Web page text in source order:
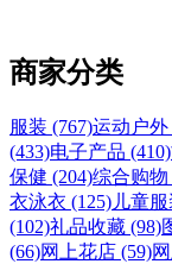
商家分类
服装 (767)运动户外
(433)电子产品 (410)
保健 (204)综合购物
衣泳衣 (125) 儿童
(102)礼品收藏 (98)
(66)网上花店 (59)